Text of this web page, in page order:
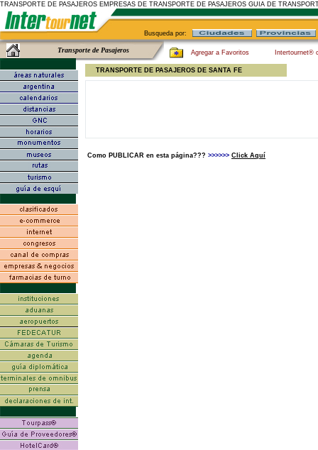
TRANSPORTE DE PASAJEROS EMPRESAS DE TRANSPORTE DE PASAJEROS GUIA DE
Busqueda por:
Transporte de Pasajeros Agregar a Favoritos Intertournet®
TRANSPORTE DE PASAJEROS DE SANTA FE
Como PUBLICAR en esta página??? >>>>>> Click Aquí